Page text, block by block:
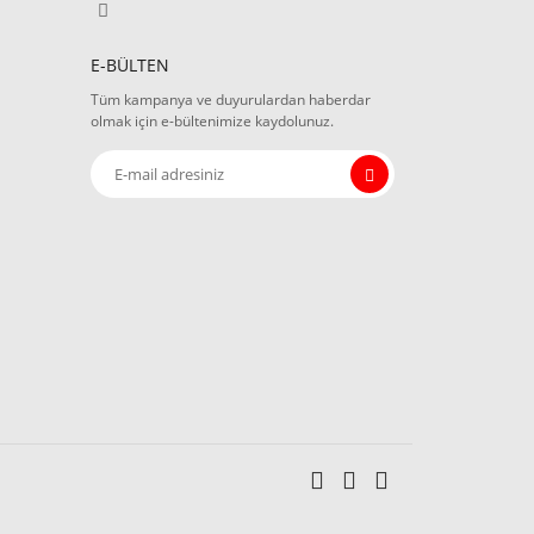
E-BÜLTEN
Tüm kampanya ve duyurulardan haberdar
olmak için e-bültenimize kaydolunuz.